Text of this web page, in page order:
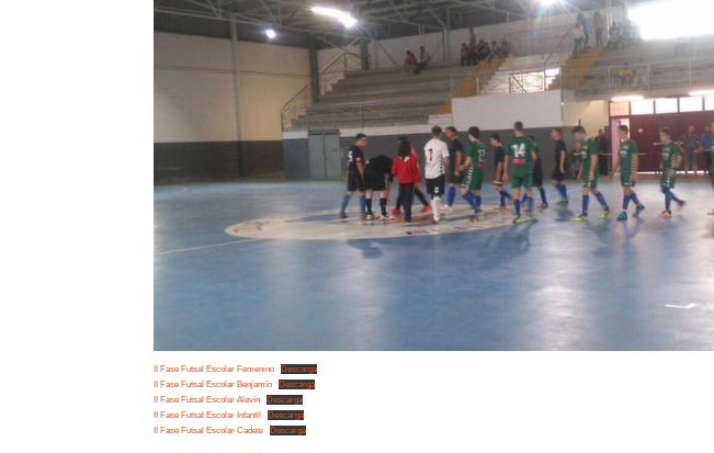
II Fase Futsal Escolar Femenino
Descarga
II Fase Futsal Escolar Benjamín
Descarga
II Fase Futsal Escolar Alevín
Descarga
II Fase Futsal Escolar Infantil
Descarga
II Fase Futsal Escolar Cadete
Descarga